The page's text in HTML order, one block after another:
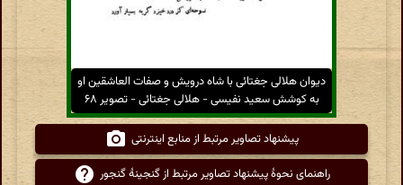
دیوان هلالی جغتائی با شاه درویش و صفات العاشقین او
به کوشش سعید نفیسی - هلالی جغتائی - تصویر ۶۸
پیشنهاد تصاویر مرتبط از منابع اینترنتی
راهنمای نحوهٔ پیشنهاد تصاویر مرتبط از گنجینهٔ گنجور